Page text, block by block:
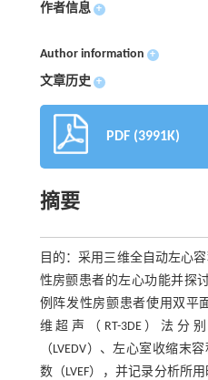
作者信息 +
Author information +
文章历史 +
PDF (3991K)
摘要
目的：采用三维全自动左心
性房颤患者的左心功能并探
例阵发性房颤患者使用双平
维超声（RT-3DE）法分
（LVEDV）、左心室收缩末
数（LVEF），并记录分析所